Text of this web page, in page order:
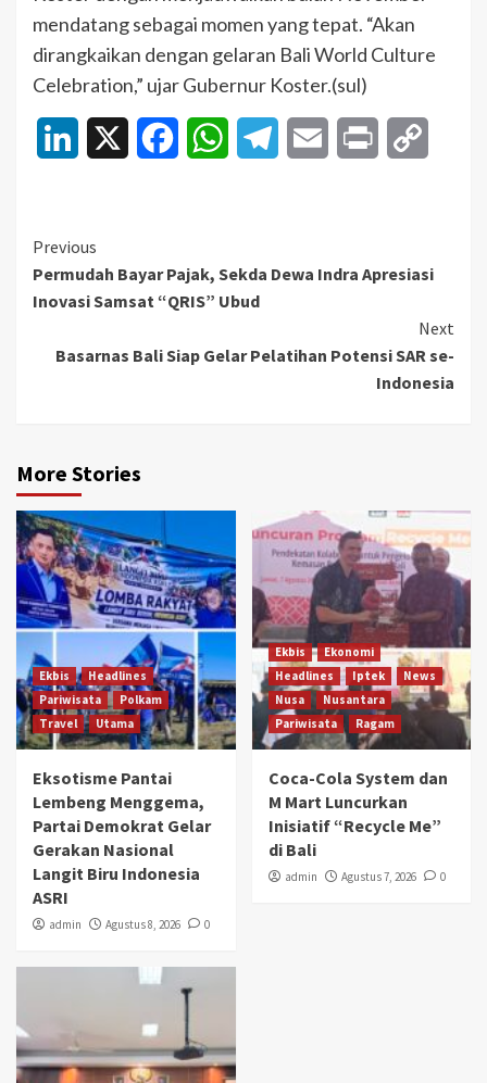
mendatang sebagai momen yang tepat. “Akan
dirangkaikan dengan gelaran Bali World Culture
Celebration,” ujar Gubernur Koster.(sul)
LinkedIn FacebookWhatsAppTelegramEmail Print
Continue
Reading
Previous
Permudah Bayar Pajak, Sekda Dewa Indra Apresiasi
Inovasi Samsat “QRIS” Ubud
Next
Basarnas Bali Siap Gelar Pelatihan Potensi SAR se-
Indonesia
More Stories
Ekbis
Headlines
Pariwisata
Polkam
Travel
Utama
Eksotisme Pantai
Lembeng Menggema,
Partai Demokrat Gelar
Gerakan Nasional
Langit Biru Indonesia
ASRI
admin Agustus 8, 2026 0
Ekbis
Ekonomi
Headlines
Iptek
News
Nusa
Nusantara
Pariwisata
Ragam
Coca-Cola System dan
M Mart Luncurkan
Inisiatif “Recycle Me”
di Bali
admin Agustus 7, 2026 0